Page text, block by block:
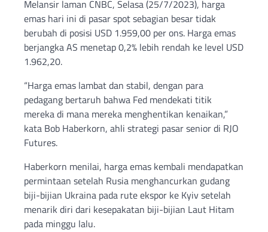
Melansir laman CNBC, Selasa (25/7/2023), harga
emas hari ini di pasar spot sebagian besar tidak
berubah di posisi USD 1.959,00 per ons. Harga emas
berjangka AS menetap 0,2% lebih rendah ke level USD
1.962,20.
“Harga emas lambat dan stabil, dengan para
pedagang bertaruh bahwa Fed mendekati titik
mereka di mana mereka menghentikan kenaikan,”
kata Bob Haberkorn, ahli strategi pasar senior di RJO
Futures.
Haberkorn menilai, harga emas kembali mendapatkan
permintaan setelah Rusia menghancurkan gudang
biji-bijian Ukraina pada rute ekspor ke Kyiv setelah
menarik diri dari kesepakatan biji-bijian Laut Hitam
pada minggu lalu.